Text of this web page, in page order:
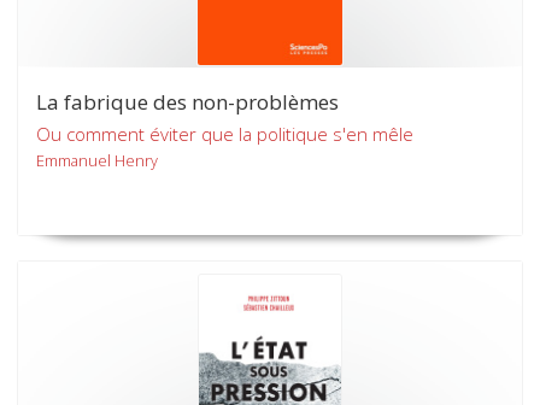
La fabrique des non-problèmes
Ou comment éviter que la politique s'en mêle
Emmanuel Henry